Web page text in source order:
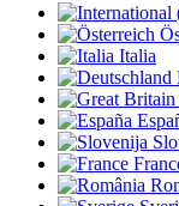
Italia